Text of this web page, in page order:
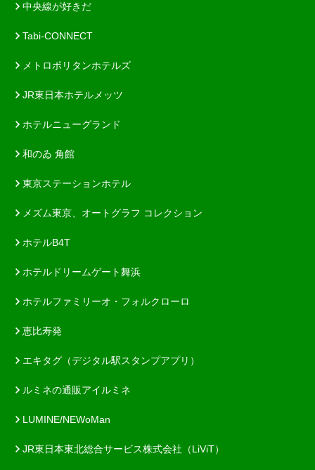
中央線が好きだ
Tabi-CONNECT
メトロポリタンホテルズ
JR東日本ホテルメッツ
ホテルニューグランド
和のゐ 角館
東京ステーションホテル
メズム東京、オートグラフ コレクション
ホテルB4T
ホテルドリームゲート舞浜
ホテルファミリーオ・フォルクローロ
恵比寿発
エキタグ（デジタル駅スタンプアプリ）
ルミネの通販アイルミネ
LUMINE/NEWoMan
JR東日本東北総合サービス株式会社（LiViT）